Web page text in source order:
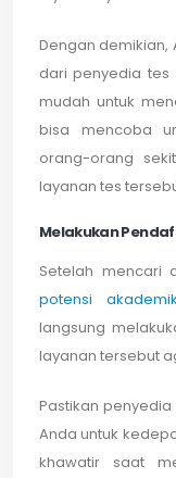
Dengan
dari penyedia tes
mudah untuk
bisa mencoba
orang-orang
layanan tes
Melakukan
Setelah mencari
potensi
langsung
layanan tersebut
Pastikan
Anda untuk
khawatir saat